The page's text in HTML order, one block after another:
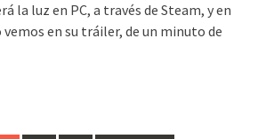
la luz en PC, a través de Steam, y en
en su tráiler, de un minuto de